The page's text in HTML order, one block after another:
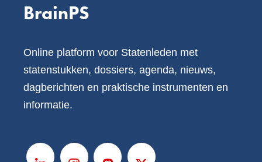
BrainPS
Online platform voor Statenleden met
statenstukken, dossiers, agenda, nieuws,
dagberichten en praktische instrumenten en
informatie.